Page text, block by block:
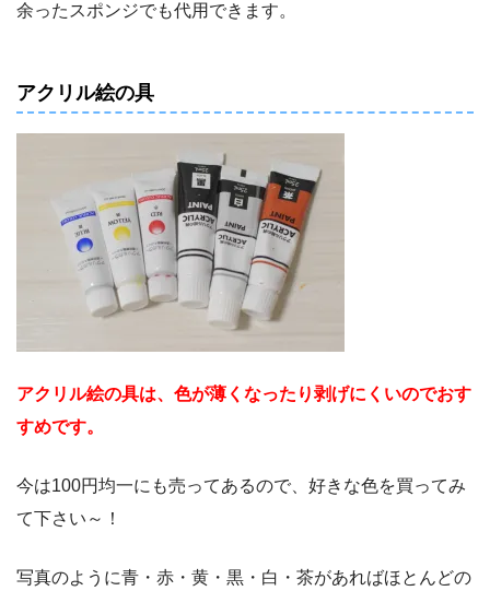
余ったスポンジでも代用できます。
アクリル絵の具
アクリル絵の具は、色が薄くなったり剥げにくいのでおす
すめです。
今は100円均一にも売ってあるので、好きな色を買ってみ
て下さい～！
写真のように青・赤・黄・黒・白・茶があればほとんどの